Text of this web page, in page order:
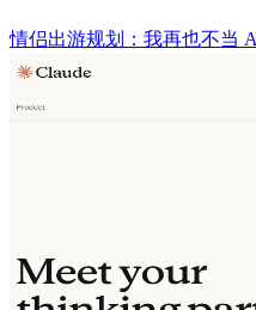
情侣出游规划：我再也不当